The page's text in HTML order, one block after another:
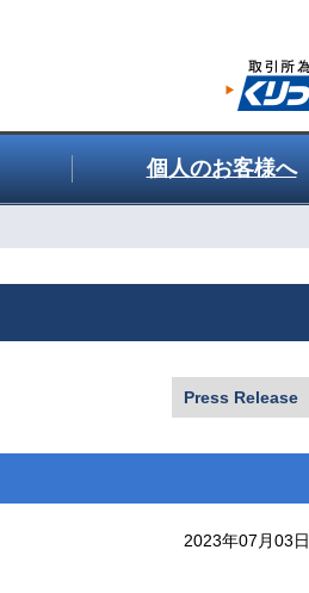
個人のお客様へ
Press Release
2023年07月03日